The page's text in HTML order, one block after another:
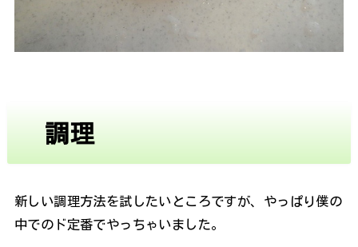
調理
新しい調理方法を試したいところですが、やっぱり僕の
中でのド定番でやっちゃいました。